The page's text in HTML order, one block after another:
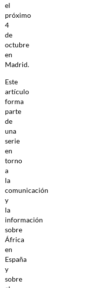
el
próximo
4
de
octubre
en
Madrid.
Este
artículo
forma
parte
de
una
serie
en
torno
a
la
comunicación
y
la
información
sobre
África
en
España
y
sobre